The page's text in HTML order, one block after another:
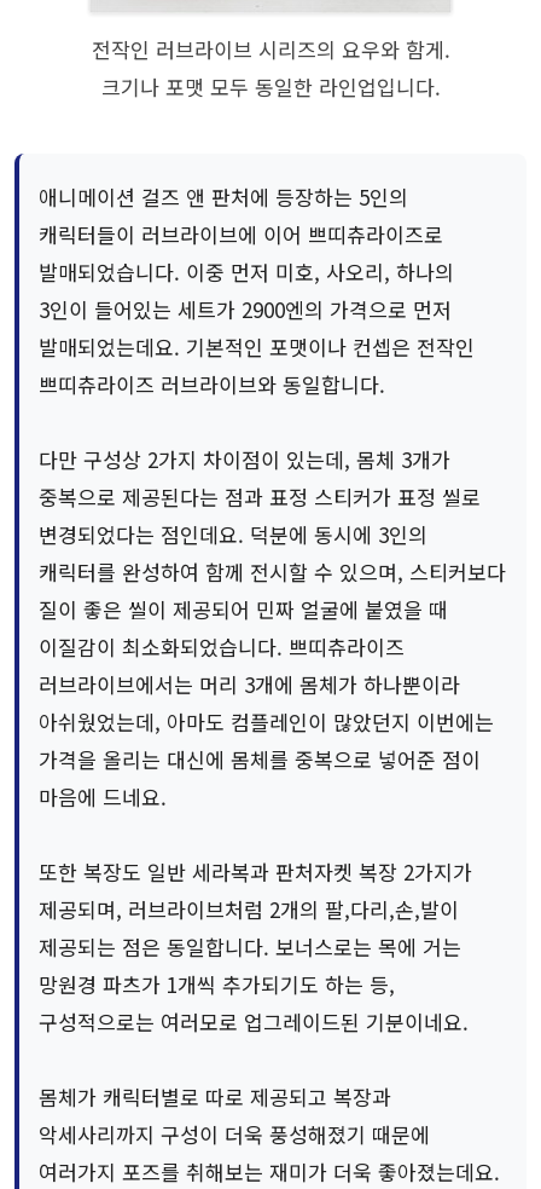
전작인 러브라이브 시리즈의 요우와 함게.
크기나 포맷 모두 동일한 라인업입니다.
애니메이션 걸즈 앤 판처에 등장하는 5인의
캐릭터들이 러브라이브에 이어 쁘띠츄라이즈로
발매되었습니다. 이중 먼저 미호, 사오리, 하나의
3인이 들어있는 세트가 2900엔의 가격으로 먼저
발매되었는데요. 기본적인 포맷이나 컨셉은 전작인
쁘띠츄라이즈 러브라이브와 동일합니다.
다만 구성상 2가지 차이점이 있는데, 몸체 3개가
중복으로 제공된다는 점과 표정 스티커가 표정 씰로
변경되었다는 점인데요. 덕분에 동시에 3인의
캐릭터를 완성하여 함께 전시할 수 있으며, 스티커보다
질이 좋은 씰이 제공되어 민짜 얼굴에 붙였을 때
이질감이 최소화되었습니다. 쁘띠츄라이즈
러브라이브에서는 머리 3개에 몸체가 하나뿐이라
아쉬웠었는데, 아마도 컴플레인이 많았던지 이번에는
가격을 올리는 대신에 몸체를 중복으로 넣어준 점이
마음에 드네요.
또한 복장도 일반 세라복과 판처자켓 복장 2가지가
제공되며, 러브라이브처럼 2개의 팔,다리,손,발이
제공되는 점은 동일합니다. 보너스로는 목에 거는
망원경 파츠가 1개씩 추가되기도 하는 등,
구성적으로는 여러모로 업그레이드된 기분이네요.
몸체가 캐릭터별로 따로 제공되고 복장과
악세사리까지 구성이 더욱 풍성해졌기 때문에
여러가지 포즈를 취해보는 재미가 더욱 좋아졌는데요.